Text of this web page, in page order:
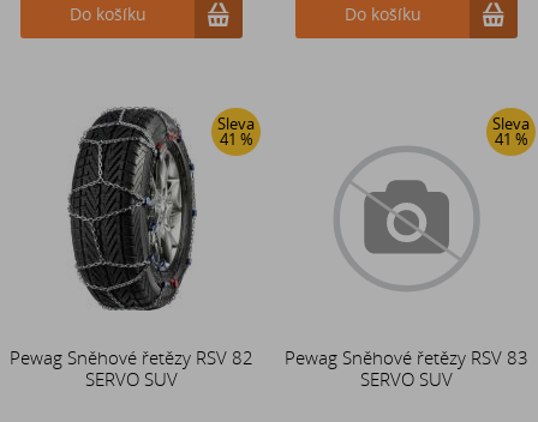
Do košíku
Do košíku
Sleva
41 %
Pewag Sněhové řetězy RSV 82
SERVO SUV
Sleva
41 %
Pewag Sněhové řetězy RSV 83
SERVO SUV